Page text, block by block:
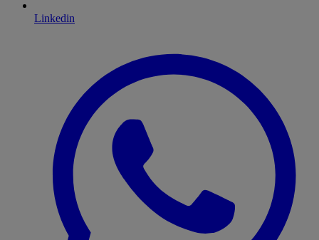
Linkedin